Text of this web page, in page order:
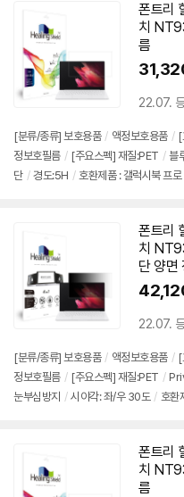
폰트리
치
름
22.07.
[분류/종류] 보호용품 / 액정보호용품 / [
정보호필름 / [주요스펙] 재질:PET / 블
단 / 경도:5H / 호환제품 : 갤럭시북 프
폰트리
치
단 양면
22.07.
[분류/종류] 보호용품 / 액정보호용품 / [
정보호필름 / [주요스펙] 재질:PET /
눈부심방지 / 시야각: 좌/우 30도 / 호환
폰트리
치
름